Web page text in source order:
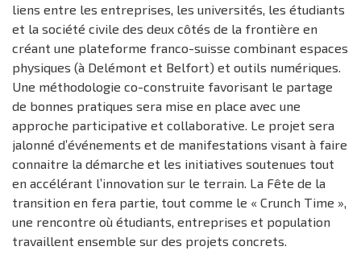
liens entre les entreprises, les universités, les étudiants
et la société civile des deux côtés de la frontière en
créant une plateforme franco-suisse combinant espaces
physiques (à Delémont et Belfort) et outils numériques.
Une méthodologie co-construite favorisant le partage
de bonnes pratiques sera mise en place avec une
approche participative et collaborative. Le projet sera
jalonné d’événements et de manifestations visant à faire
connaitre la démarche et les initiatives soutenues tout
en accélérant l’innovation sur le terrain. La Fête de la
transition en fera partie, tout comme le « Crunch Time »,
une rencontre où étudiants, entreprises et population
travaillent ensemble sur des projets concrets.